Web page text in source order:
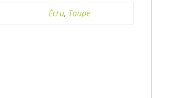
Écru, Taupe